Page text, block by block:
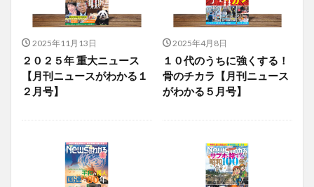
2025年11月13日
２０２５年 重大ニュース
【月刊ニュースがわかる１
２月号】
2025年4月8日
１０代のうちに強くする！
骨のチカラ【月刊ニュース
がわかる５月号】